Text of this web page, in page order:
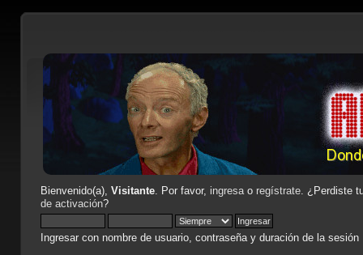
Bienvenido(a), Visitante. Por favor, ingresao regístrate. ¿Perdiste
de activación?
Ingresar con nombre de usuario, contraseña y duración de la sesión